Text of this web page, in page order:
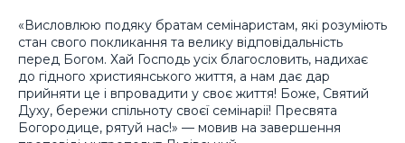
«Висловлюю подяку братам семінаристам, які розуміють
стан свого покликання та велику відповідальність
перед Богом. Хай Господь усіх благословить, надихає
до гідного християнського життя, а нам дає дар
прийняти це і впровадити у своє життя! Боже, Святий
Духу, бережи спільноту своєї семінарії! Пресвята
Богородице, рятуй нас!» — мовив на завершення